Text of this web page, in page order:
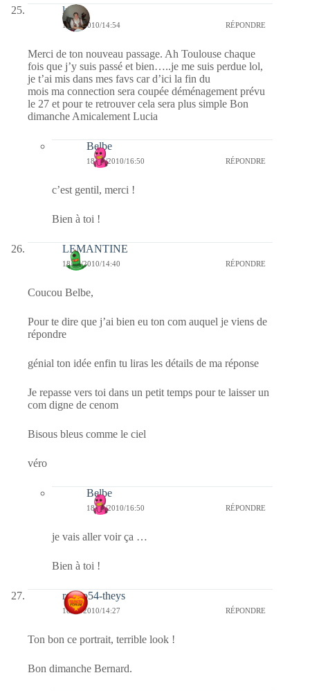
lucia
18/04/2010/14:54 RÉPONDRE
Merci de ton nouveau passage. Ah Toulouse chaque
fois que j’y suis passé et bien…..je me suis perdue lol,
je t’ai mis dans mes favs car d’ici la fin du
mois ma connection sera coupée déménagement prévu
le 27 et pour te retrouver cela sera plus simple Bon
dimanche Amicalement Lucia
Belbe
18/04/2010/16:50 RÉPONDRE
c’est gentil, merci !
Bien à toi !
LEMANTINE
18/04/2010/14:40 RÉPONDRE
Coucou Belbe,
Pour te dire que j’ai bien eu ton com auquel je viens de
répondre
génial ton idée enfin tu liras les détails de ma réponse
Je repasse vers toi dans un petit temps pour te laisser un
com digne de cenom
Bisous bleus comme le ciel
véro
Belbe
18/04/2010/16:50 RÉPONDRE
je vais aller voir ça …
Bien à toi !
rolero54-theys
18/04/2010/14:27 RÉPONDRE
Ton bon ce portrait, terrible look !
Bon dimanche Bernard.